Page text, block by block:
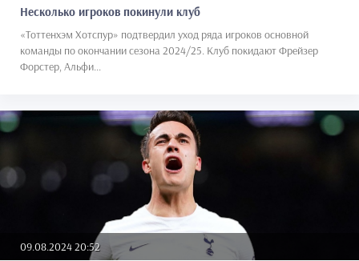
Несколько игроков покинули клуб
«Тоттенхэм Хотспур» подтвердил уход ряда игроков основной
команды по окончании сезона 2024/25. Клуб покидают Фрейзер
Форстер, Альфи...
09.08.2024 20:52